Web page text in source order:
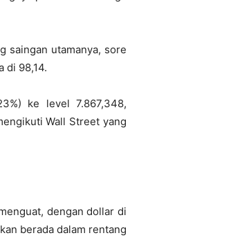
saingan utamanya, sore
di 98,14.
ke level 7.867,348,
Wall Street yang
dengan dollar di
berada dalam rentang